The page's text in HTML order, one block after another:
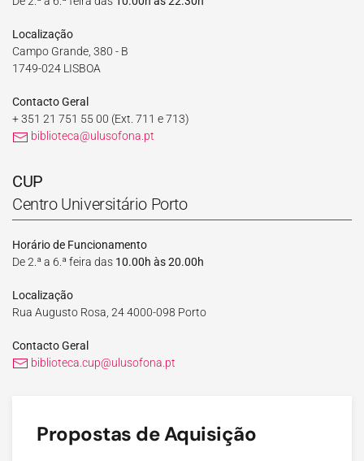
Localização
Campo Grande, 380 - B
1749-024 LISBOA
Contacto Geral
+ 351 21 751 55 00 (Ext. 711 e 713)
biblioteca@ulusofona.pt
CUP
Centro Universitário Porto
Horário de Funcionamento
De 2.ª a 6.ª feira das 10.00h às 20.00h
Localização
Rua Augusto Rosa, 24 4000-098 Porto
Contacto Geral
biblioteca.cup@ulusofona.pt
Propostas de Aquisição